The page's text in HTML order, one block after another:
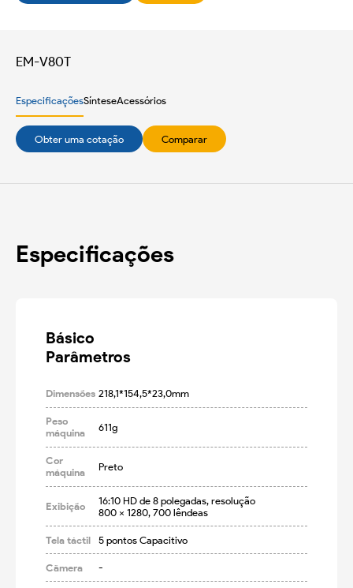
EM-V80T
EspecificaçõesSínteseAcessórios
Obter uma cotação Comparar
Especificações
Básico
Parâmetros
Dimensões 218,1*154,5*23,0mm
Peso
máquina
611g
Cor
máquina
Preto
Exibição
16:10 HD de 8 polegadas, resolução
800 × 1280, 700 lêndeas
Tela táctil 5 pontos Capacitivo
Câmera -